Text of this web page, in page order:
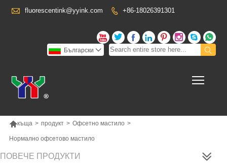
 fluorescentink@yyink.com  +86-18026391301
      


Български 
къща > продукт > Офсетно мастило >
Нормално офсетово мастило
ПОВЕЧЕ ПРОДУКТИ